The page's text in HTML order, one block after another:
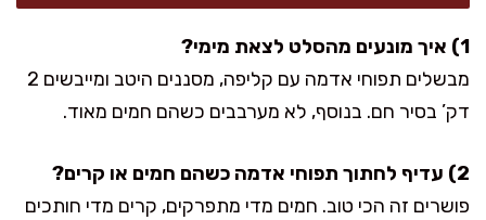
1) איך מונעים מהסלט לצאת מימי?
מבשלים תפוחי אדמה עם קליפה, מסננים היטב ומייבשים 2
דק’ בסיר חם. בנוסף, לא מערבבים כשהם חמים מאוד.
2) עדיף לחתוך תפוחי אדמה כשהם חמים או קרים?
פושרים זה הכי טוב. חמים מדי מתפרקים, קרים מדי חותכים